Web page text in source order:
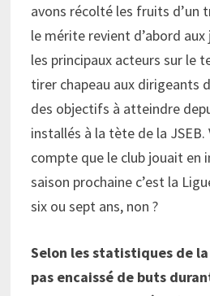
avons récolté les fruits d’un
le mérite revient d’abord
les principaux acteurs sur le
tirer chapeau aux dirigeants
des objectifs à atteindre
installés à la tète de la JSEB.
compte que le club jouait en
saison prochaine c’est la
six ou sept ans, non ?
Selon les statistiques de la
pas encaisséde buts